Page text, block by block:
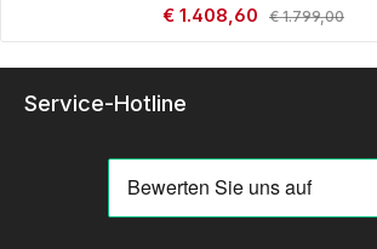
Verkaufspreis:
€ 1.408,60 Regulärer Preis:
€ 1.799,00
Service-Hotline